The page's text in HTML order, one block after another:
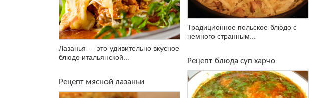
Лазанья — это удивительно вкусное
блюдо итальянской...
Рецепт мясной лазаньи
Традиционное польское блюдо с
немного странным...
Рецепт блюда суп харчо